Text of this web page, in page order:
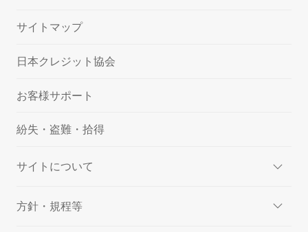
サイトマップ
日本クレジット協会
お客様サポート
紛失・盗難・拾得
サイトについて
方針・規程等